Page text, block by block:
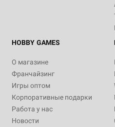
HOBBY GAMES
О магазине
Франчайзинг
Игры оптом
Корпоративные подарки
Работа у нас
Новости